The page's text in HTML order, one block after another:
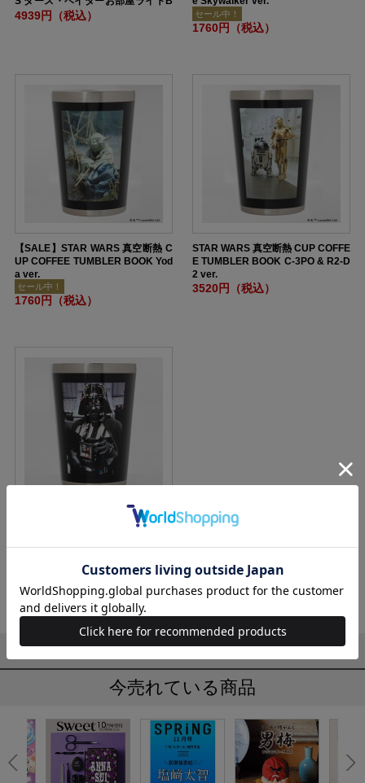
OOK
4939円（税込） セール中！
1760円（税込）
【SALE】STAR WARS 真空断熱 C
UP COFFEE TUMBLER BOOK Yod
a ver.
セール中！
1760円（税込）
STAR WARS 真空断熱 CUP COFFE
E TUMBLER BOOK C-3PO & R2-D
2 ver.
3520円（税込）
STAR WARS 真空断熱 CUP COFFE
er.
検索結果5件
今売れている商品